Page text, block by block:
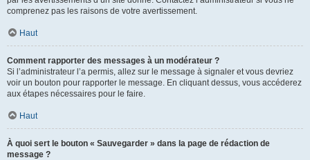
comprenez pas les raisons de votre avertissement.
Haut
Comment rapporter des messages à un modérateur ?
Si l’administrateur l’a permis, allez sur le message à signaler et vous devriez
voir un bouton pour rapporter le message. En cliquant dessus, vous accéderez
aux étapes nécessaires pour le faire.
Haut
À quoi sert le bouton « Sauvegarder » dans la page de rédaction de
message ?